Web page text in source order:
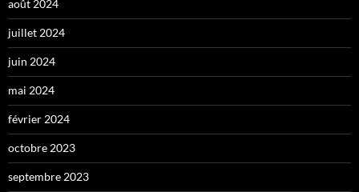
août 2024
juillet 2024
juin 2024
mai 2024
février 2024
octobre 2023
septembre 2023